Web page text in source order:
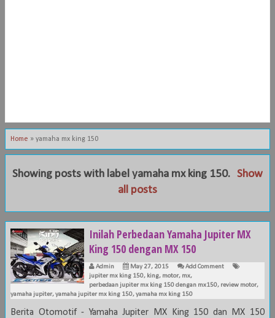
Home » yamaha mx king 150
Showing posts with label yamaha mx king 150. Show
all posts
Inilah Perbedaan Yamaha Jupiter MX
King 150 dengan MX 150
Admin May 27, 2015
Add Comment
jupiter mx king 150, king, motor, mx,
perbedaan jupiter mx king 150 dengan mx150, review motor,
yamaha jupiter,yamaha jupiter mx king 150,yamaha mx king 150
Berita Otomotif - Yamaha Jupiter MX King 150 dan MX 150